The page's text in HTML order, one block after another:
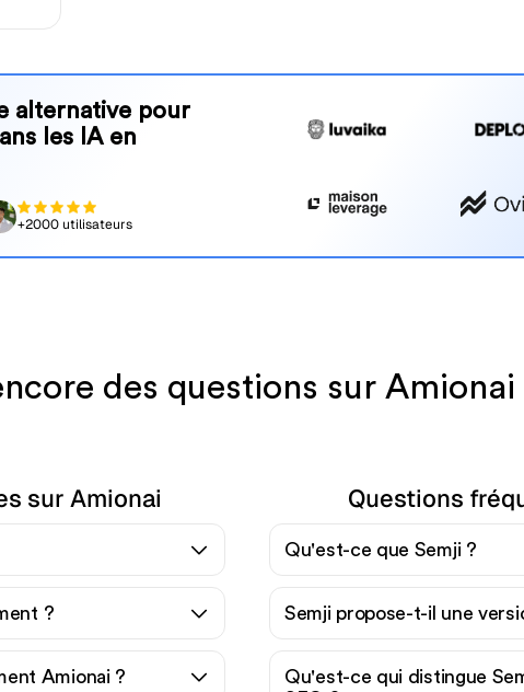
alternative pour
les IA en
+2000 utilisateurs
des questions sur Amionai
sur Amionai
?
Amionai ?
Questions
Qu'est-ce que Semji ?
Semji propose-t-il une
Qu'est-ce qui distingue